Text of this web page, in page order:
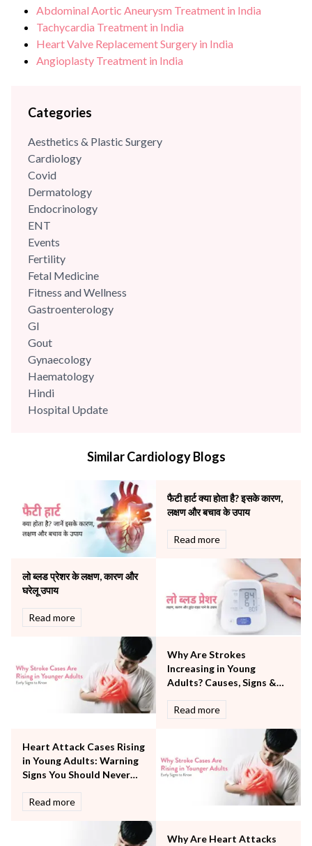
Abdominal Aortic Aneurysm Treatment in India
Tachycardia Treatment in India
Heart Valve Replacement Surgery in India
Angioplasty Treatment in India
Categories
Aesthetics & Plastic Surgery
Cardiology
Covid
Dermatology
Endocrinology
ENT
Events
Fertility
Fetal Medicine
Fitness and Wellness
Gastroenterology
GI
Gout
Gynaecology
Haematology
Hindi
Hospital Update
Mental Health
Neonatology & Paediatrics
Nephrology & Dialysis
Neurology
Orthopaedics
Other Services
Pulmonology
Rheumatology
Robotic Precision
The Breast Centre
The Oncology Centre
Women Wellness
Similar Cardiology Blogs
फैटी हार्ट क्या होता है? इसके कारण,
लक्षण और बचाव के उपाय
Read more
लो ब्लड प्रेशर के लक्षण, कारण और
घरेलू उपाय
Read more
Why Are Strokes
Increasing in Young
Adults? Causes, Signs &
Read more
Heart Attack Cases Rising
in Young Adults: Warning
Signs You Should Never
Read more
Why Are Heart Attacks